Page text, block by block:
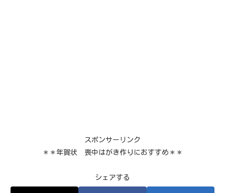
スポンサーリンク
＊＊年賀状 喪中はがき作りにおすすめ＊＊
シェアする